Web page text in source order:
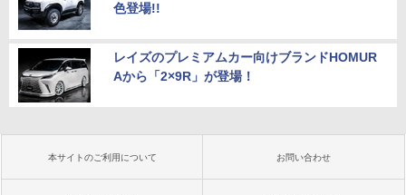
色登場!!
レイズのプレミアムカー向けブランドHOMUR
Aから「2×9R」が登場！
本サイトのご利用について お問い合わせ